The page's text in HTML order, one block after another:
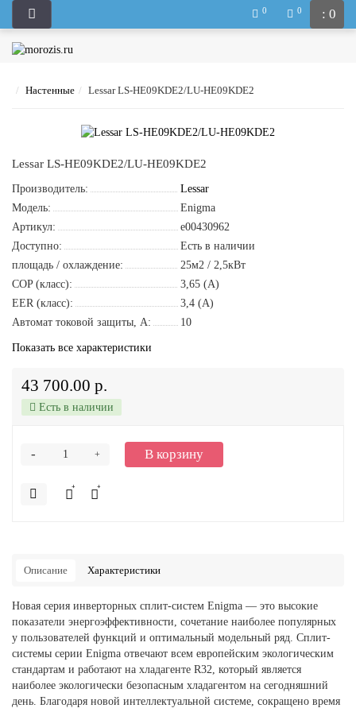
: 0
0 0
Настенные Lessar LS-HE09KDE2/LU-HE09KDE2
Lessar LS-HE09KDE2/LU-HE09KDE2
Производитель:
Lessar
Модель:
Enigma
Артикул:
e00430962
Доступно:
Есть в наличии
площадь / охлаждение:
25м2 / 2,5кВт
COP (класс):
3,65 (A)
EER (класс):
3,4 (A)
Автомат токовой защиты, A:
10
Показать все характеристики
43 700.00 р.
Есть в наличии
+
- В корзину
Описание Характеристики
Новая серия инверторных сплит-систем Enigma — это высокие
показатели энергоэффективности, сочетание наиболее популярных
у пользователей функций и оптимальный модельный ряд. Сплит-
системы серии Enigma отвечают всем европейским экологическим
стандартам и работают на хладагенте R32, который является
наиболее экологически безопасным хладагентом на сегодняшний
день. Благодаря новой интеллектуальной системе, сокращено время